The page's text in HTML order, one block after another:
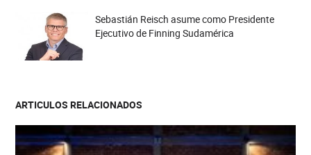
Sebastián Reisch asume como Presidente
Ejecutivo de Finning Sudamérica
ARTICULOS RELACIONADOS